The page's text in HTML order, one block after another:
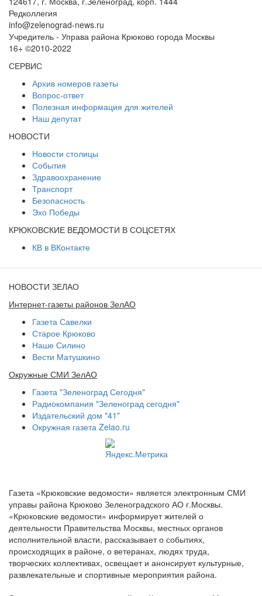
Редколлегия
info@zelenograd-news.ru
Учредитель - Управа района Крюково города Москвы
16+ ©2010-2022
СЕРВИС
Архив номеров газеты
Вопрос-ответ
Полезная информация для жителей
Наш депутат
НОВОСТИ
Новости столицы
События
Здравоохранение
Транспорт
Безопасность
Эхо Победы
КРЮКОВСКИЕ ВЕДОМОСТИ В СОЦСЕТЯХ
КВ в ВКонтакте
НОВОСТИ ЗЕЛАО
Интернет-газеты районов ЗелАО
Газета Савелки
Старое Крюково
Наше Силино
Вести Матушкино
Окружные СМИ ЗелАО
Газета "Зеленоград Сегодня"
Радиокомпания "Зеленоград сегодня"
Издательский дом "41"
Окружная газета Zelao.ru
Газета «Крюковские ведомости» является электронным СМИ
управы района Крюково Зеленоградского АО г.Москвы.
«Крюковские ведомости» информирует жителей о
деятельности Правительства Москвы, местных органов
исполнительной власти, рассказывает о событиях,
происходящих в районе, о ветеранах, людях труда,
творческих коллективах, освещает и анонсирует культурные,
развлекательные и спортивные мероприятия района.